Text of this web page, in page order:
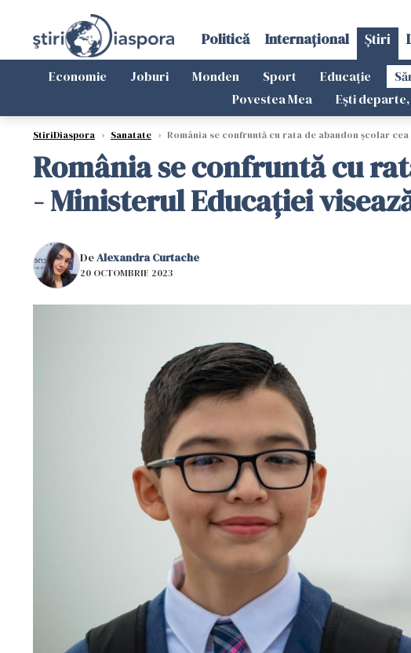
Politică Internațional Știri
Economie Joburi Monden Sport Educație
Povestea Mea
Ești
StiriDiaspora › Sanatate › România se confruntă cu rata de abandon școlar
România se confruntă cu
- Ministerul Educației
DeAlexandra Curtache
20 OCTOMBRIE 2023